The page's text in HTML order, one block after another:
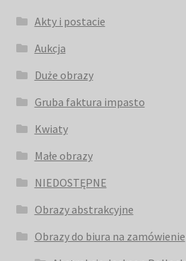
Akty i postacie
Aukcja
Duże obrazy
Gruba faktura impasto
Kwiaty
Małe obrazy
NIEDOSTĘPNE
Obrazy abstrakcyjne
Obrazy do biura na zamówienie